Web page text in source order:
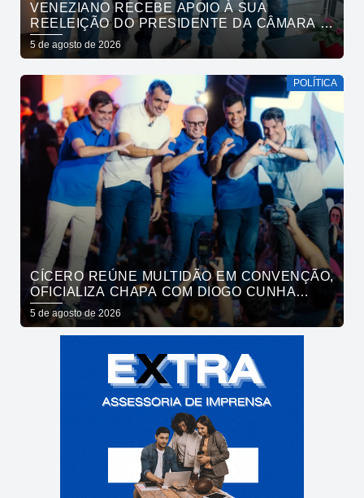
VENEZIANO RECEBE APOIO À SUA
REELEIÇÃO DO PRESIDENTE DA CÂMARA E
VEREADORES DE SÃO BENTO
5 de agosto de 2026
POLÍTICA
CÍCERO REÚNE MULTIDÃO EM CONVENÇÃO,
OFICIALIZA CHAPA COM DIOGO CUNHA
LIMA, VENEZIANO E ANDRÉ GADELHA E
CONVOCA PARAÍBA A DAR O PRÓXIMO
PASSO
5 de agosto de 2026